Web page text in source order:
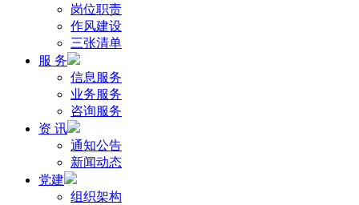
岗位职责
作风建设
三张清单
服 务
信息服务
业务服务
咨询服务
资 讯
通知公告
新闻动态
党建
组织架构